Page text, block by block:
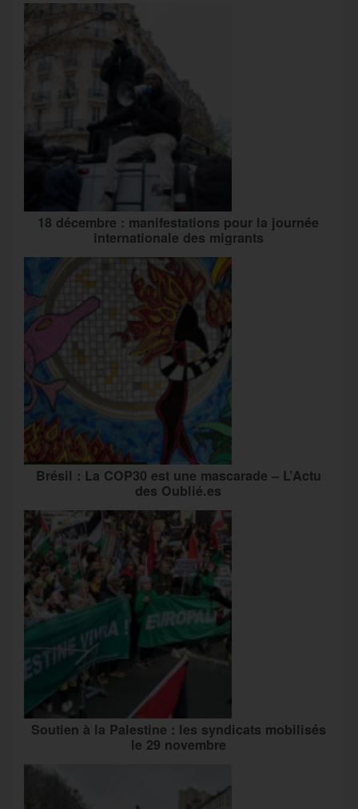
18 décembre : manifestations pour la journée
internationale des migrants
Brésil : La COP30 est une mascarade – L’Actu
des Oublié.es
Soutien à la Palestine : les syndicats mobilisés
le 29 novembre